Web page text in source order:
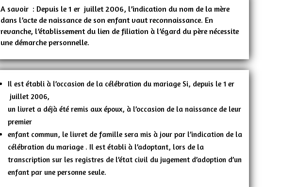
A savoir : Depuis le 1 er juillet 2006, l’indication du nom de la mère
dans l’acte de naissance de son enfant vaut reconnaissance. En
revanche, l’établissement du lien de filiation à l’égard du père nécessite
une démarche personnelle.
Il est établi à l’occasion de la célébration du mariage Si, depuis le 1 er
juillet 2006,
un livret a déjà été remis aux époux, à l’occasion de la naissance de leur
premier
enfant commun, le livret de famille sera mis à jour par l’indication de la
célébration du mariage . Il est établi à l’adoptant, lors de la
transcription sur les registres de l’état civil du jugement d’adoption d’un
enfant par une personne seule.